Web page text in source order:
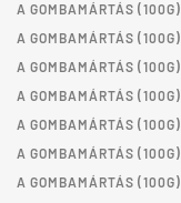
A GOMBAMÁRTÁS (100G)
A GOMBAMÁRTÁS (100G)
A GOMBAMÁRTÁS (100G)
A GOMBAMÁRTÁS (100G)
A GOMBAMÁRTÁS (100G)
A GOMBAMÁRTÁS (100G)
A GOMBAMÁRTÁS (100G)